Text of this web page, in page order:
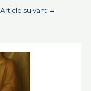
Article suivant →